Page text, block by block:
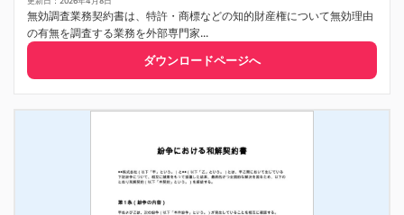
無効調査業務契約書は、特許・商標などの知的財産権について無効理由
の有無を調査する業務を外部専門家...
ダウンロードページへ